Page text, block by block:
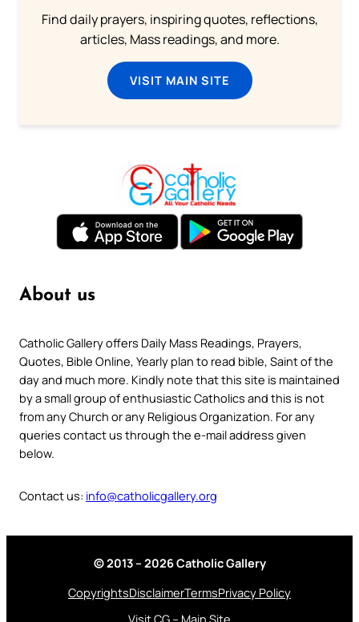
Find daily prayers, inspiring quotes, reflections,
articles, Mass readings, and more.
VISIT MAIN SITE
About us
Catholic Gallery offers Daily Mass Readings, Prayers,
Quotes, Bible Online, Yearly plan to read bible, Saint of the
day and much more. Kindly note that this site is maintained
by a small group of enthusiastic Catholics and this is not
from any Church or any Religious Organization. For any
queries contact us through the e-mail address given
below.
Contact us: info@catholicgallery.org
© 2013 – 2026 Catholic Gallery
CopyrightsDisclaimerTermsPrivacy Policy